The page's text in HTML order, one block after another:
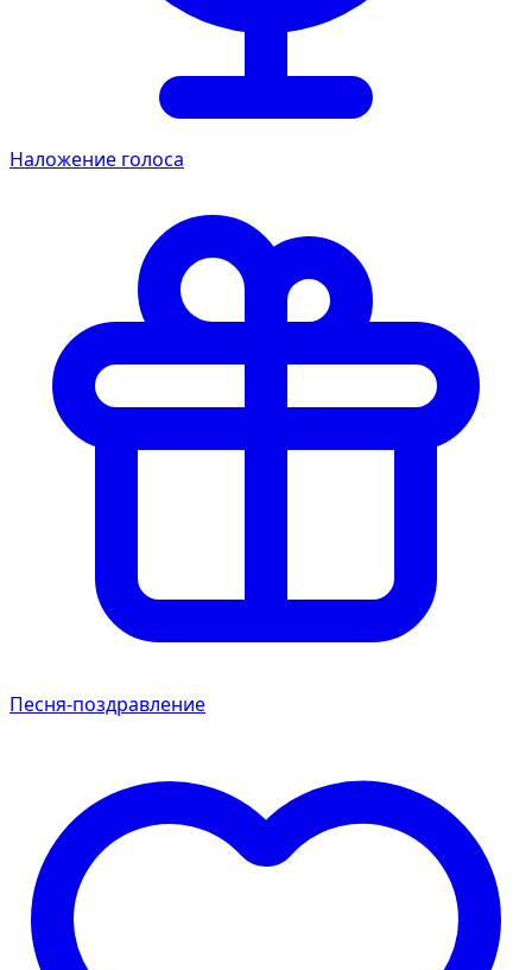
Наложение голоса
Песня-поздравление